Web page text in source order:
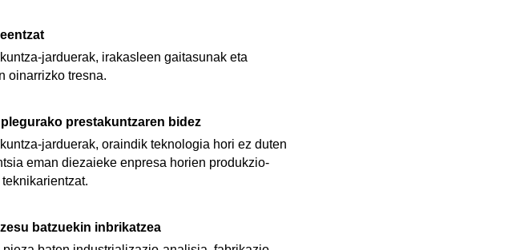
jarduerak, irakasleen gaitasunak eta
oinarrizko tresna.
prestakuntzaren bidez
jarduerak, oraindik teknologia hori ez duten
eman diezaieke enpresa horien produkzio-
batzuekin inbrikatzea